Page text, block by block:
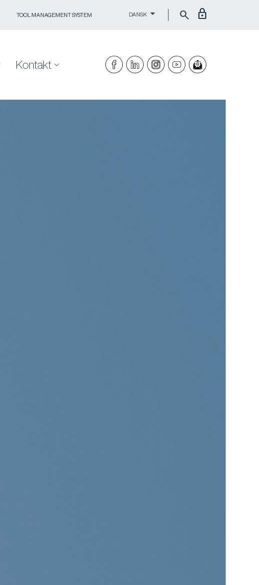
TOOL MANAGEMENT SYSTEM DANSK search lock
Kontakt